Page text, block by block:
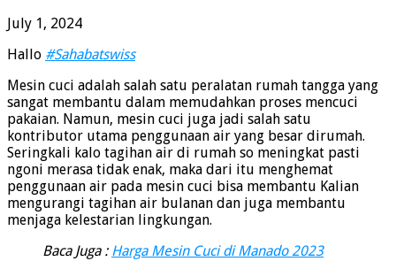
July 1, 2024
Hallo #Sahabatswiss
Mesin cuci adalah salah satu peralatan rumah tangga yang
sangat membantu dalam memudahkan proses mencuci
pakaian. Namun, mesin cuci juga jadi salah satu
kontributor utama penggunaan air yang besar dirumah.
Seringkali kalo tagihan air di rumah so meningkat pasti
ngoni merasa tidak enak, maka dari itu menghemat
penggunaan air pada mesin cuci bisa membantu Kalian
mengurangi tagihan air bulanan dan juga membantu
menjaga kelestarian lingkungan.
Baca Juga : Harga Mesin Cuci di Manado 2023